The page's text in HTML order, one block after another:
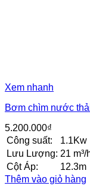
Xem nhanh
Bơm chìm nước
5.200.000₫
Công suất:
1.1Kw
Lưu Lượng: 21 m³/
Cột Áp:
12.3m
Thêm vào giỏ hàng